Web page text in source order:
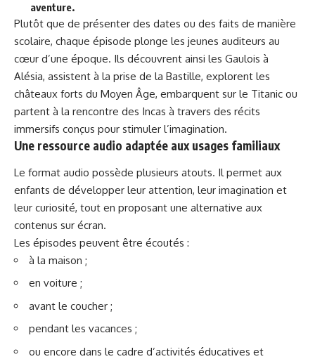
aventure.
Plutôt que de présenter des dates ou des faits de manière
scolaire, chaque épisode plonge les jeunes auditeurs au
cœur d’une époque. Ils découvrent ainsi les Gaulois à
Alésia, assistent à la prise de la Bastille, explorent les
châteaux forts du Moyen Âge, embarquent sur le Titanic ou
partent à la rencontre des Incas à travers des récits
immersifs conçus pour stimuler l’imagination.
Une ressource audio adaptée aux usages familiaux
Le format audio possède plusieurs atouts. Il permet aux
enfants de développer leur attention, leur imagination et
leur curiosité, tout en proposant une alternative aux
contenus sur écran.
Les épisodes peuvent être écoutés :
à la maison ;
en voiture ;
avant le coucher ;
pendant les vacances ;
ou encore dans le cadre d’activités éducatives et